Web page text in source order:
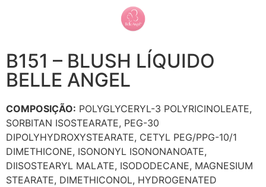
B151 – BLUSH LÍQUIDO
BELLE ANGEL
COMPOSIÇÃO: POLYGLYCERYL-3 POLYRICINOLEATE,
SORBITAN ISOSTEARATE, PEG-30
DIPOLYHYDROXYSTEARATE, CETYL PEG/PPG-10/1
DIMETHICONE, ISONONYL ISONONANOATE,
DIISOSTEARYL MALATE, ISODODECANE, MAGNESIUM
STEARATE, DIMETHICONOL, HYDROGENATED